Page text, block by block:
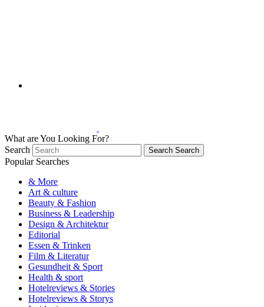
What are You Looking For?
Search
Search Search
Popular Searches
& More
Art & culture
Beauty & Fashion
Business & Leadership
Design & Architektur
Editorial
Essen & Trinken
Film & Literatur
Gesundheit & Sport
Health & sport
Hotelreviews & Stories
Hotelreviews & Storys